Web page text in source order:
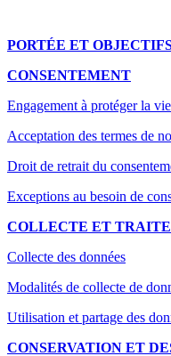
PORTÉE ET
CONSENTEMENT
Engagement à protéger la
Acceptation des termes de
Droit de retrait du
Exceptions au besoin de
COLLECTE ET
Collecte des données
Modalités de collecte de
Utilisation et partage des
CONSERVATION ET